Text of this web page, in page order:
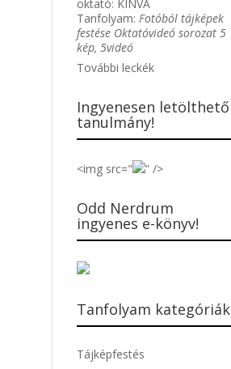
oktató: KINVA
Tanfolyam:Fotóból tájképek
festése Oktatóvideó sorozat 5
kép, 5videó
További leckék
Ingyenesen letölthető
tanulmány!
<img src=" ” />
Odd Nerdrum
ingyenes e-könyv!
Tanfolyam kategóriák
Tájképfestés